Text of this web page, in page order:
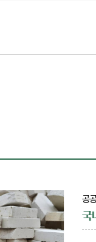
안전연구소
내 최초 나노-실리카